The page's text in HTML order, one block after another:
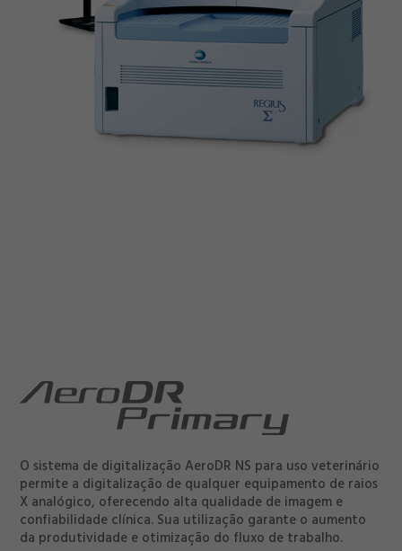
O sistema de digitalização AeroDR NS para uso veterinário
permite a digitalização de qualquer equipamento de raios
X analógico, oferecendo alta qualidade de imagem e
confiabilidade clínica. Sua utilização garante o aumento
da produtividade e otimização do fluxo de trabalho.